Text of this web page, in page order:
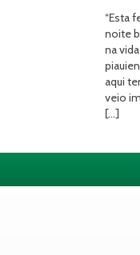
“Esta
noite
na
aqui
veio
[…]